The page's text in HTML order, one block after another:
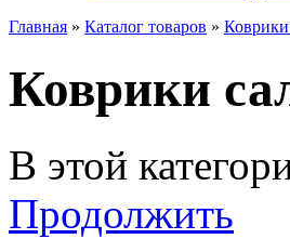
Главная » Каталог товаров »
Коврики
В этой
Продолжить